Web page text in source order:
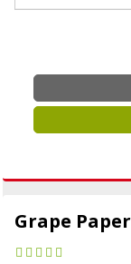
Grape